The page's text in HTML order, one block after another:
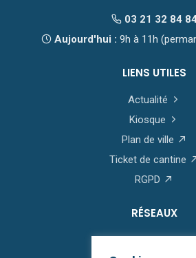
03 21 32 84
Aujourd'hui : 9h à 11h
LIENS UTILES
Actualité
Kiosque
Plan de ville
Ticket de cantine
RGPD
RÉSEAUX